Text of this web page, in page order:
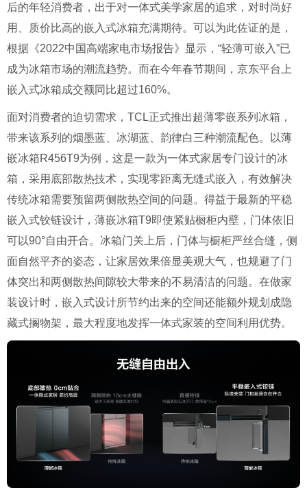
后的年轻消费者，出于对一体式美学家居的追求，对时尚好
用、质价比高的嵌入式冰箱充满期待。可以为此佐证的是，
根据《2022中国高端家电市场报告》显示，“轻薄可嵌入”已
成为冰箱市场的潮流趋势。而在今年春节期间，京东平台上
嵌入式冰箱成交额同比超过160%。
面对消费者的迫切需求，TCL正式推出超薄零嵌系列冰箱，
带来该系列的烟墨蓝、冰湖蓝、韵律白三种潮流配色。以薄
嵌冰箱R456T9为例，这是一款为一体式家居专门设计的冰
箱，采用底部散热技术，实现零距离无缝式嵌入，有效解决
传统冰箱需要预留两侧散热空间的问题。得益于最新的平稳
嵌入式铰链设计，薄嵌冰箱T9即使紧贴橱柜内壁，门体依旧
可以90°自由开合。冰箱门关上后，门体与橱柜严丝合缝，侧
面自然平齐的姿态，让家居效果倍显美观大气，也规避了门
体突出和两侧散热间隙较大带来的不易清洁的问题。在做家
装设计时，嵌入式设计所节约出来的空间还能额外规划成隐
藏式搁物架，最大程度地发挥一体式家装的空间利用优势。